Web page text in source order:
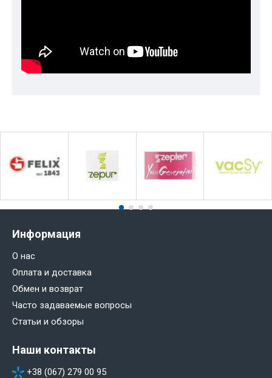
Информация
О нас
Оплата и доставка
Обмен и возврат
Часто задаваемые вопросы
Статьи и обзоры
Наши контакты
+38 (067) 279 00 95